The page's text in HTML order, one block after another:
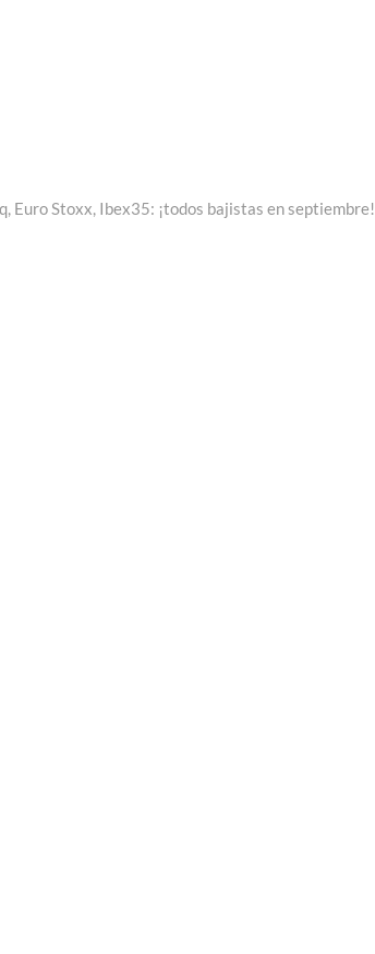
Euro Stoxx, Ibex35: ¡todos bajistas en septiembre!